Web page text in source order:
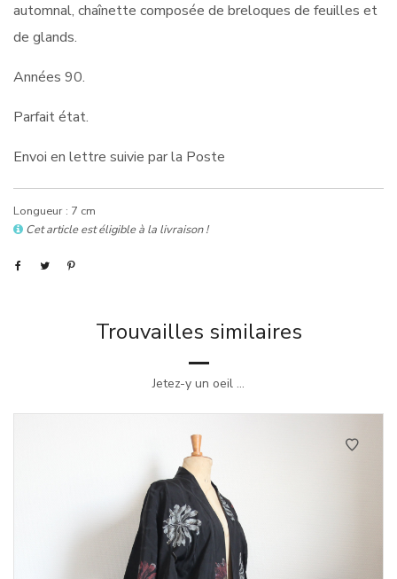
automnal, chaînette composée de breloques de feuilles et
de glands.
Années 90.
Parfait état.
Envoi en lettre suivie par la Poste
Longueur : 7 cm
Cet article est éligible à la livraison !
Trouvailles similaires
Jetez-y un oeil ...